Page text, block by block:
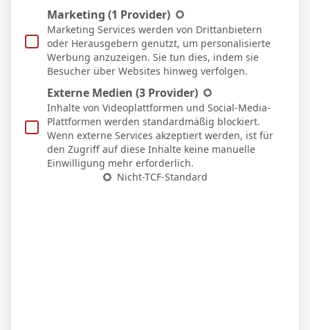
Antwort Zitat
Veröffentlicht : 24. Februar 2024 14:36
Fachfraureacted
EHH75
Marketing (1 Provider)
Marketing Services werden von Drittanbietern
oder Herausgebern genutzt, um personalisierte
Werbung anzuzeigen. Sie tun dies, indem sie
Besucher über Websites hinweg verfolgen.
Externe Medien (3 Provider)
Inhalte von Videoplattformen und Social-Media-
Plattformen werden standardmäßig blockiert.
Wenn externe Services akzeptiert werden, ist für
den Zugriff auf diese Inhalte keine manuelle
Einwilligung mehr erforderlich.
Nicht-TCF-Standard